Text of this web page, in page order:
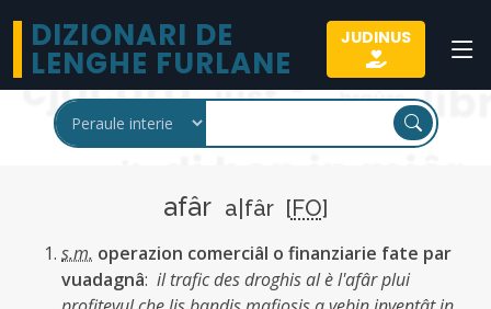
DIZIONARI DE
LENGHE FURLANE
JUDINUS
afâr a|fâr [FO]
s.m. operazion comerciâl o finanziarie fate par
vuadagnâ: il trafic des droghis al è l'afâr plui